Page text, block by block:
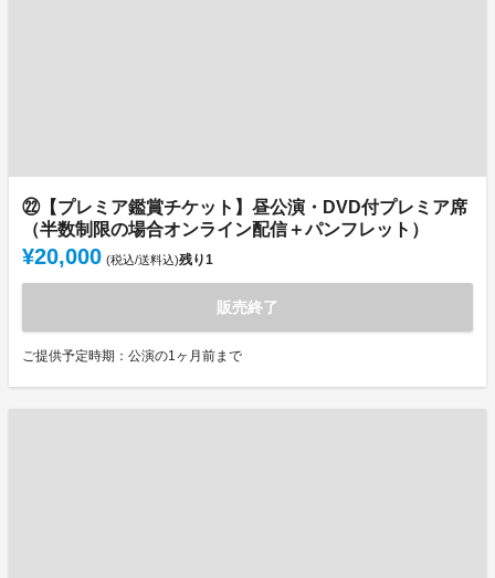
㉒【プレミア鑑賞チケット】昼公演・DVD付プレミア席
（半数制限の場合オンライン配信＋パンフレット）
¥20,000 (税込/送料込)残り1
販売終了
ご提供予定時期：公演の1ヶ月前まで